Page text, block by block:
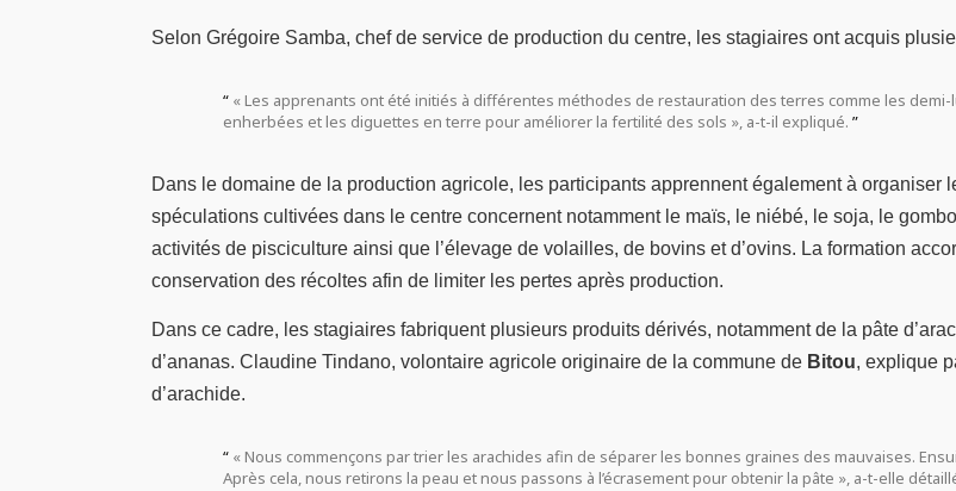
Selon Grégoire Samba, chef de service de production du centre, les stagiaires ont acquis
« Les apprenants ont été initiés à différentes méthodes de restauration des terres comme les
enherbées et les diguettes en terre pour améliorer la fertilité des sols », a-t-il expliqué.
Dans le domaine de la production agricole, les participants apprennent également à
spéculations cultivées dans le centre concernent notamment le maïs, le niébé, le soja, le
activités de pisciculture ainsi que l’élevage de volailles, de bovins et d’ovins. La formation
conservation des récoltes afin de limiter les pertes après production.
Dans ce cadre, les stagiaires fabriquent plusieurs produits dérivés, notamment de la pâte
d’ananas. Claudine Tindano, volontaire agricole originaire de la commune de Bitou, explique
d’arachide.
« Nous commençons par trier les arachides afin de séparer les bonnes graines des mauvaises.
Après cela, nous retirons la peau et nous passons à l’écrasement pour obtenir la pâte », a-t-elle